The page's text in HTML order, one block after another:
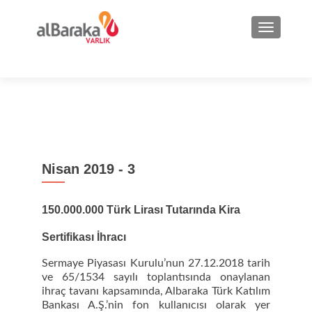
Nisan 2019 - 3
150.000.000 Türk Lirası Tutarında Kira
Sertifikası İhracı
Sermaye Piyasası Kurulu’nun 27.12.2018 tarih
ve 65/1534 sayılı toplantısında onaylanan
ihraç tavanı kapsamında, Albaraka Türk Katılım
Bankası A.Ş.’nin fon kullanıcısı olarak yer